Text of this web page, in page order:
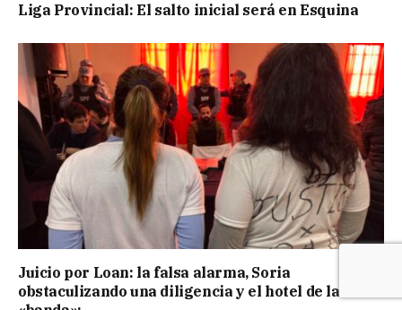
Liga Provincial: El salto inicial será en Esquina
Juicio por Loan: la falsa alarma, Soria
obstaculizando una diligencia y el hotel de la